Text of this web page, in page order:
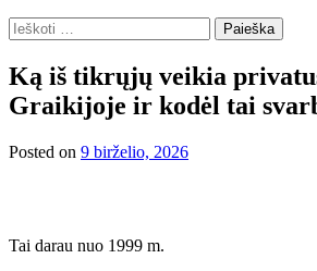
Ieškoti:
Ką iš tikrųjų veikia
Graikijoje ir kodėl tai
Posted on 9 birželio, 2026
Tai darau nuo 1999 m.